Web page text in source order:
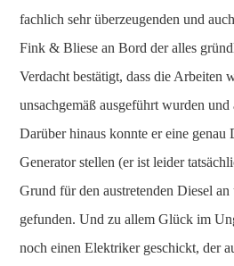
fachlich sehr überzeugenden und
Fink & Bliese an Bord der alles
Verdacht bestätigt, dass die Arbeiten
unsachgemäß ausgeführt wurden
Darüber hinaus konnte er eine genau
Generator stellen (er ist leider
Grund für den austretenden Diesel
gefunden. Und zu allem Glück im
noch einen Elektriker geschickt, der